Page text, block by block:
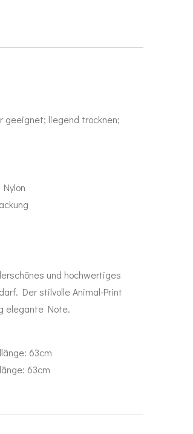
geeignet; liegend trocknen;
und hochwertiges
Der stilvolle Animal-Print
elegante Note.
63cm
63cm